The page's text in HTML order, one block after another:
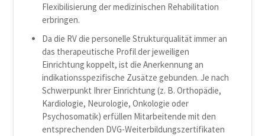
Flexibilisierung der medizinischen Rehabilitation
erbringen.
Da die RV die personelle Strukturqualität immer an
das therapeutische Profil der jeweiligen
Einrichtung koppelt, ist die Anerkennung an
indikationsspezifische Zusätze gebunden. Je nach
Schwerpunkt Ihrer Einrichtung (z. B. Orthopädie,
Kardiologie, Neurologie, Onkologie oder
Psychosomatik) erfüllen Mitarbeitende mit den
entsprechenden DVG-Weiterbildungszertifikaten